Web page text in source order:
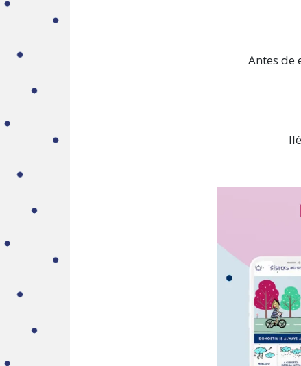
Antes de